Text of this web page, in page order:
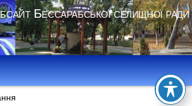
Бессарабської селищної ради